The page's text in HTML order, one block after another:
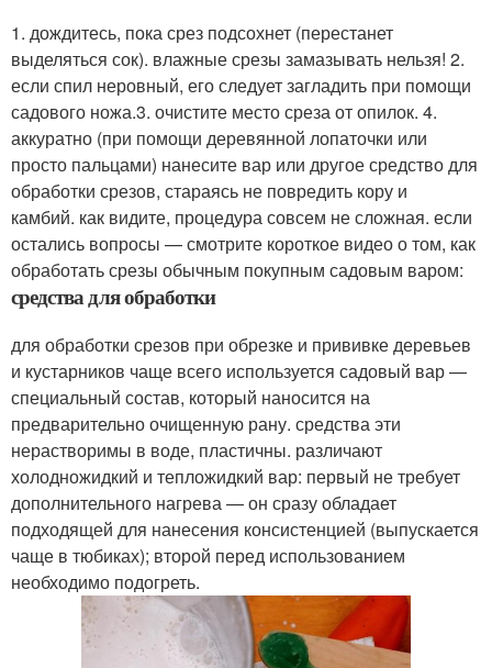
1. дождитесь, пока срез подсохнет (перестанет
выделяться сок). влажные срезы замазывать нельзя! 2.
если спил неровный, его следует загладить при помощи
садового ножа.3. очистите место среза от опилок. 4.
аккуратно (при помощи деревянной лопаточки или
просто пальцами) нанесите вар или другое средство для
обработки срезов, стараясь не повредить кору и
камбий. как видите, процедура совсем не сложная. если
остались вопросы — смотрите короткое видео о том, как
обработать срезы обычным покупным садовым варом:
средства для обработки
для обработки срезов при обрезке и прививке деревьев
и кустарников чаще всего используется садовый вар —
специальный состав, который наносится на
предварительно очищенную рану. средства эти
нерастворимы в воде, пластичны. различают
холодножидкий и тепложидкий вар: первый не требует
дополнительного нагрева — он сразу обладает
подходящей для нанесения консистенцией (выпускается
чаще в тюбиках); второй перед использованием
необходимо подогреть.